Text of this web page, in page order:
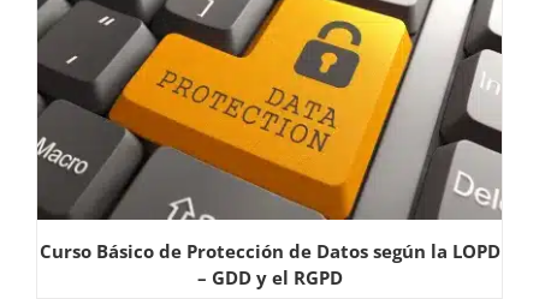
Curso Básico de Protección de Datos según la LOPD
– GDD y el RGPD